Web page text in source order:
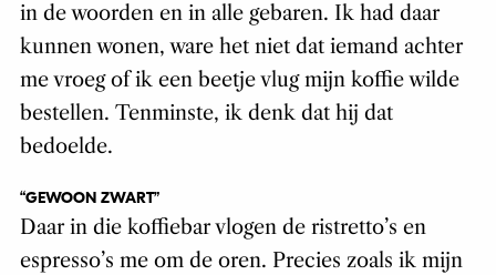
in de woorden en in alle gebaren. Ik had daar
kunnen wonen, ware het niet dat iemand achter
me vroeg of ik een beetje vlug mijn koffie wilde
bestellen. Tenminste, ik denk dat hij dat
bedoelde.
“GEWOON ZWART”
Daar in die koffiebar vlogen de ristretto’s en
espresso’s me om de oren. Precies zoals ik mijn